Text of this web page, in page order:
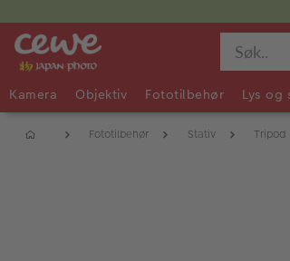
Kamera Objektiv Fototilbehør Lys og
Fototilbehør Stativ Tripod